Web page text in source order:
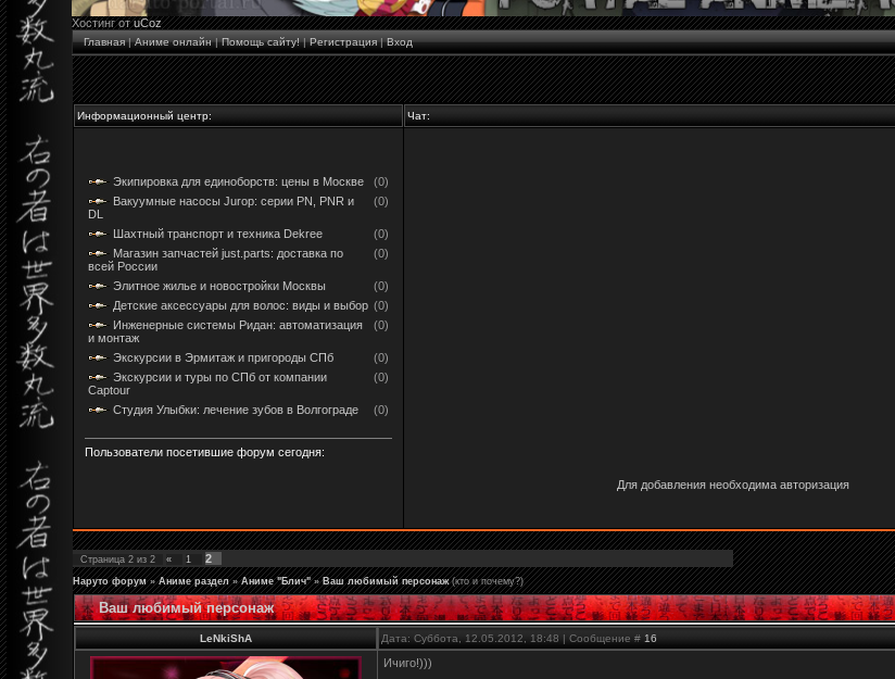
Хостинг отuCoz
Главная|Аниме онлайн|Помощь сайту!|Регистрация|Вход
Информационный центр: Чат:
Экипировка для единоборств: цены в Москве
(0)
Вакуумные насосы Jurop: серии PN, PNR и
DL
(0)
Шахтный транспорт и техника Dekree
(0)
Магазин запчастей just.parts: доставка по
всей России
(0)
Элитное жилье и новостройки Москвы
(0)
Детские аксессуары для волос: виды и выбор (0)
Инженерные системы Ридан: автоматизация
и монтаж
(0)
Экскурсии в Эрмитаж и пригороды СПб
(0)
Экскурсии и туры по СПб от компании
Captour
(0)
Студия Улыбки: лечение зубов в Волгограде (0)
Пользователи посетившие форум сегодня:
Для добавления необходима авторизация
Страница 2 из 2 « 1 2
Наруто форум » Аниме раздел » Аниме "Блич" » Ваш любимый персонаж (кто и почему?)
Ваш любимый персонаж
LeNkiShA Дата: Суббота, 12.05.2012, 18:48 | Сообщение # 16
Ичиго!)))